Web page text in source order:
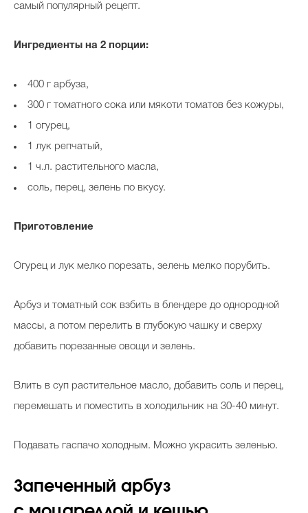
самый популярный рецепт.
Ингредиенты на 2 порции:
400 г арбуза,
300 г томатного сока или мякоти томатов без кожуры,
1 огурец,
1 лук репчатый,
1 ч.л. растительного масла,
соль, перец, зелень по вкусу.
Приготовление
Огурец и лук мелко порезать, зелень мелко порубить.
Арбуз и томатный сок взбить в блендере до однородной
массы, а потом перелить в глубокую чашку и сверху
добавить порезанные овощи и зелень.
Влить в суп растительное масло, добавить соль и перец,
перемешать и поместить в холодильник на 30-40 минут.
Подавать гаспачо холодным. Можно украсить зеленью.
Запеченный арбуз